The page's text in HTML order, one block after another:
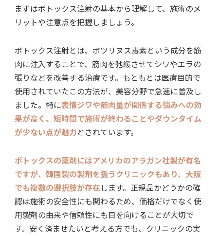
まずはボトックス注射の基本から理解して、施術のメ
リットや注意点を把握しましょう。
ボトックス注射とは、ボツリヌス毒素という成分を筋
肉に注入することで、筋肉を弛緩させてシワやエラの
張りなどを改善する治療です。もともとは医療目的で
使用されていたこの方法が、美容分野で急速に普及し
ました。特に表情ジワや筋肉量が関係する悩みへの効
果が高く、短時間で施術が終わることやダウンタイム
が少ない点が魅力とされています。
ボトックスの薬剤にはアメリカのアラガン社製が有名
ですが、韓国製の製剤を扱うクリニックもあり、大阪
でも複数の選択肢が存在します。正規品かどうかの確
認は施術の安全性にも関わるため、価格だけでなく使
用製剤の由来や信頼性にも目を向けることが大切で
す。安く済ませたいと考える方でも、クリニックの実